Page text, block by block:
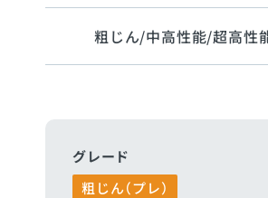
粗じん/中高性能/超高性
グレード
粗じん（プレ）